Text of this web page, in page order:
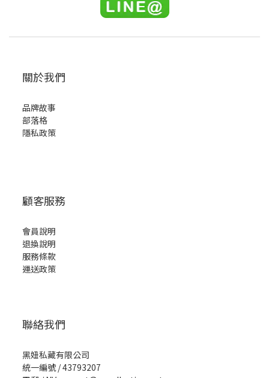
關於我們
品牌故事
部落格
隱私政策
顧客服務
會員說明
退換說明
服務條款
運送政策
聯絡我們
黑妞私藏有限公司
統一編號 / 43793207